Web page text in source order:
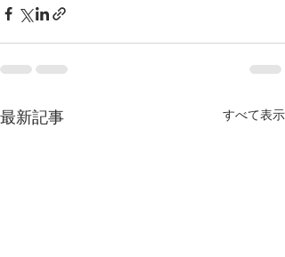
最新記事 すべて表示